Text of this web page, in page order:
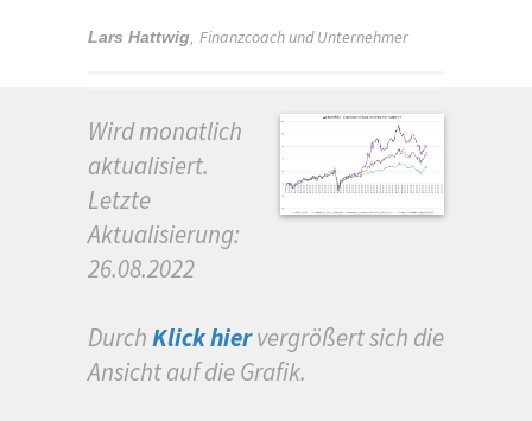
Lars Hattwig, Finanzcoach und Unternehmer
Wird monatlich
aktualisiert.
Letzte
Aktualisierung:
26.08.2022
DurchKlick hiervergrößert sich die
Ansicht auf die Grafik.